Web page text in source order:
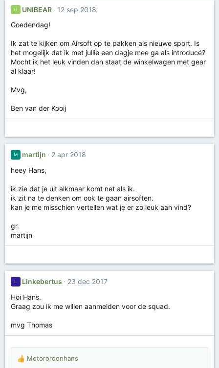
U UNIBEAR
12 sep 2018
Goedendag!
Ik zat te kijken om Airsoft op te pakken als nieuwe sport. Is
het mogelijk dat ik met jullie een dagje mee ga als introducé?
Mocht ik het leuk vinden dan staat de winkelwagen met gear
al klaar!
Mvg,
Ben van der Kooij
M martijn
2 apr 2018
heey Hans,
ik zie dat je uit alkmaar komt net als ik.
ik zit na te denken om ook te gaan airsoften.
kan je me misschien vertellen wat je er zo leuk aan vind?
gr.
martijn
L Linkebertus
23 dec 2017
Hoi Hans.
Graag zou ik me willen aanmelden voor de squad.
mvg Thomas
W
Motorordonhans